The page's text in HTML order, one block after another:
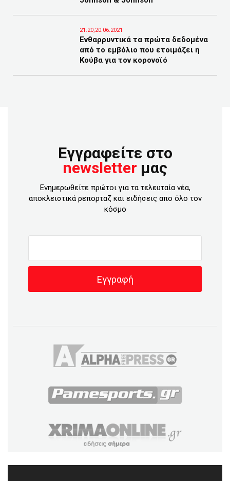
21:20,20.06.2021
Ενθαρρυντικά τα πρώτα δεδομένα
από το εμβόλιο που ετοιμάζει η
Κούβα για τον κορονοϊό
Εγγραφείτε στο
newsletter μας
Ενημερωθείτε πρώτοι για τα τελευταία νέα,
αποκλειστικά ρεπορταζ και ειδήσεις απο όλο τον
κόσμο